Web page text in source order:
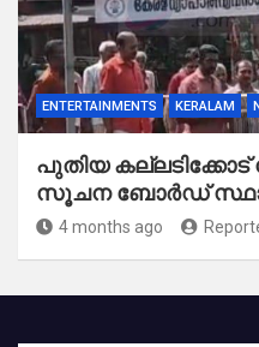
ENTERTAINMENTS KERALAM
പുതിയ കല്ലടിക്കോട്
സൂചന ബോർഡ്
4 months ago